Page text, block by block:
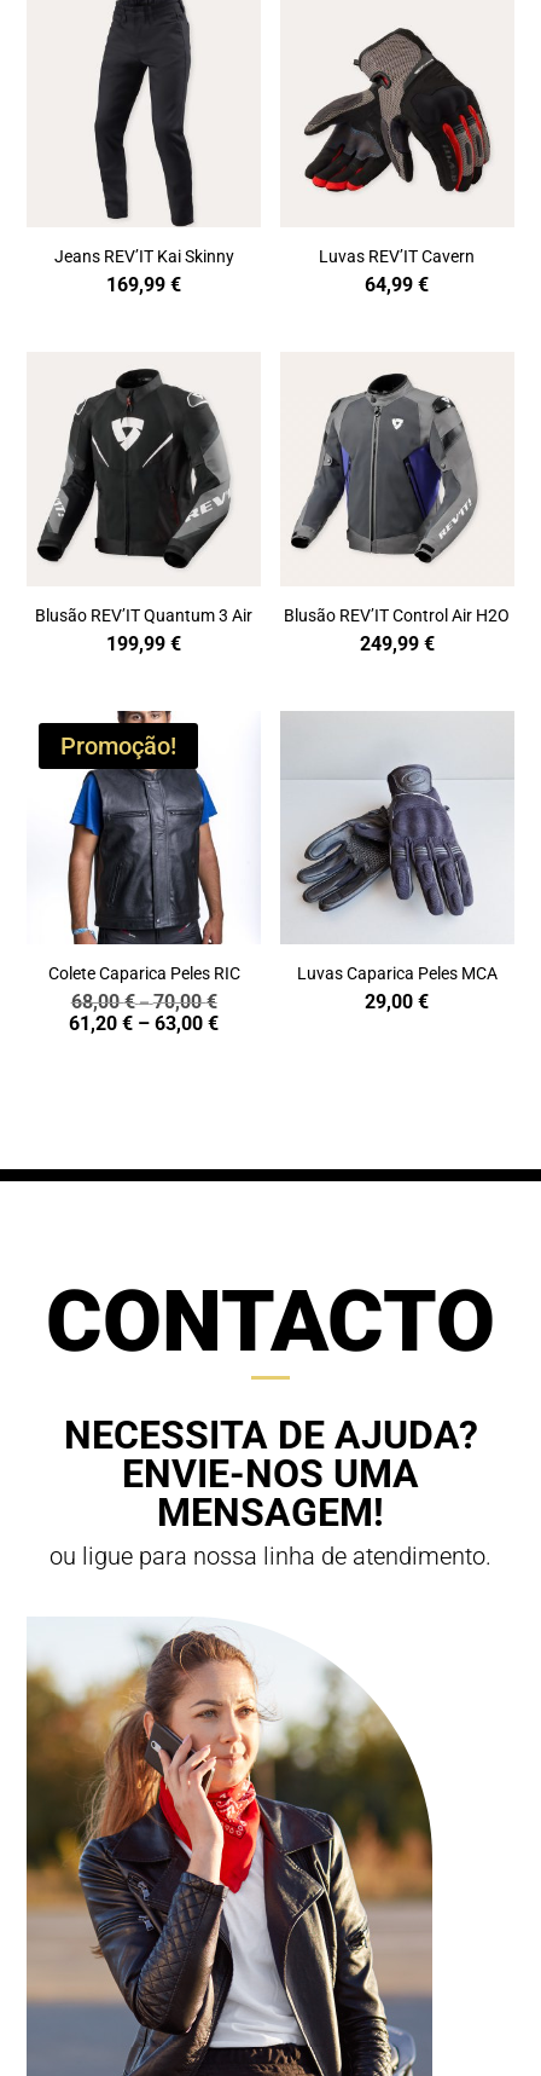
Jeans REV’IT Kai Skinny
169,99€
Luvas REV’IT Cavern
64,99€
Blusão REV’IT Quantum 3 Air
199,99€
Blusão REV’IT Control Air H2O
249,99 €
Promoção!
Colete Caparica Peles RIC
68,00€–70,00€Price
range:
61,20€ – 63,00€Price
Luvas Caparica Peles MCA
29,00€
CONTACTO
NECESSITA DE AJUDA?
ENVIE-NOS UMA
MENSAGEM!
ou ligue para nossa linha de atendimento.